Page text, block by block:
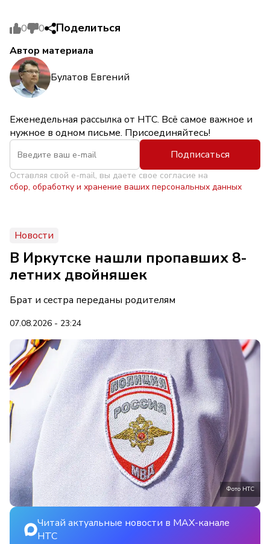
0 0 Поделиться
Автор материала
Булатов Евгений
Еженедельная рассылка от НТС. Всё самое важное и
нужное в одном письме. Присоединяйтесь!
Подписаться
Оставляя свой e-mail, вы даете свое согласие на
сбор, обработку и хранение ваших персональных данных
Новости
В Иркутске нашли пропавших 8-
летних двойняшек
Брат и сестра переданы родителям
07.08.2026 - 23:24
Фото НТС
Читай актуальные новости в MAX-канале
НТС